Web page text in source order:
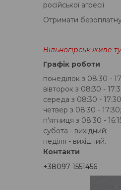
російської агресії
Отримати
Вільногірськ живе
Графік роботи
понеділок з 08:30 -
вівторок з 08:30 -
середа з 08:30 -
четвер з 08:30 -
п'ятниця з 08:30 -
субота - вихідний;
неділя - вихідний.
Контакти
+38097 1551456